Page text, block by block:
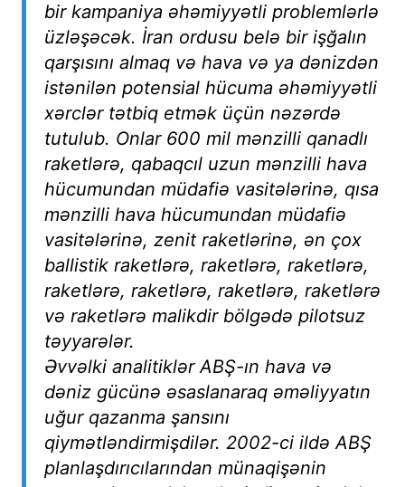
bir kampaniya əhəmiyyətli problemlərlə
üzləşəcək. İran ordusu belə bir işğalın
qarşısını almaq və hava və ya dənizdən
istənilən potensial hücuma əhəmiyyətli
xərclər tətbiq etmək üçün nəzərdə
tutulub. Onlar 600 mil mənzilli qanadlı
raketlərə, qabaqcıl uzun mənzilli hava
hücumundan müdafiə vasitələrinə, qısa
mənzilli hava hücumundan müdafiə
vasitələrinə, zenit raketlərinə, ən çox
ballistik raketlərə, raketlərə, raketlərə,
raketlərə, raketlərə, raketlərə, raketlərə
və raketlərə malikdir bölgədə pilotsuz
təyyarələr.
Əvvəlki analitiklər ABŞ-ın hava və
dəniz gücünə əsaslanaraq əməliyyatın
uğur qazanma şansını
qiymətləndirmişdilər. 2002-ci ildə ABŞ
planlaşdırıcılarından münaqişənin